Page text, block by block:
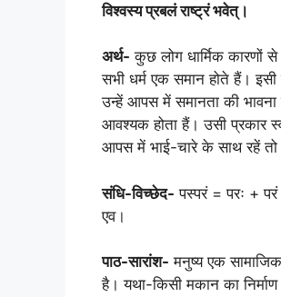
विश्वस्य प्रबलं राष्ट्रं भवेत्।
अर्थ- कुछ लोग धार्मिक कारणों
सभी धर्म एक समान होते हैं।
उन्हें आपस में समानता की
आवश्यक होता हैं। उसी प्रकार
आपस में भाई-चारे के साथ रहें तो
संधि-विच्छेद- पस्परं = परः +
एव।
पाठ-सारांश- मनुष्य एक
है। यथा-किसी मकान का